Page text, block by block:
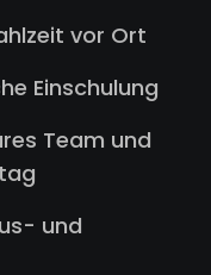
vor Ort
Einschulung
Team und
und